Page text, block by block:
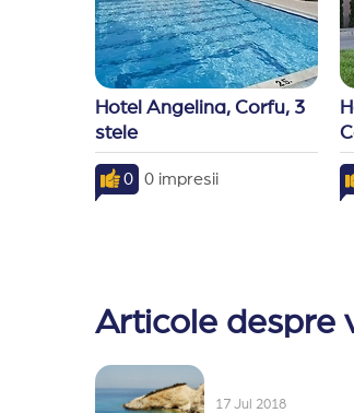
Hotel Angelina, Corfu, 3
stele
0 0 impresii
Articole despre
17 Jul 2018